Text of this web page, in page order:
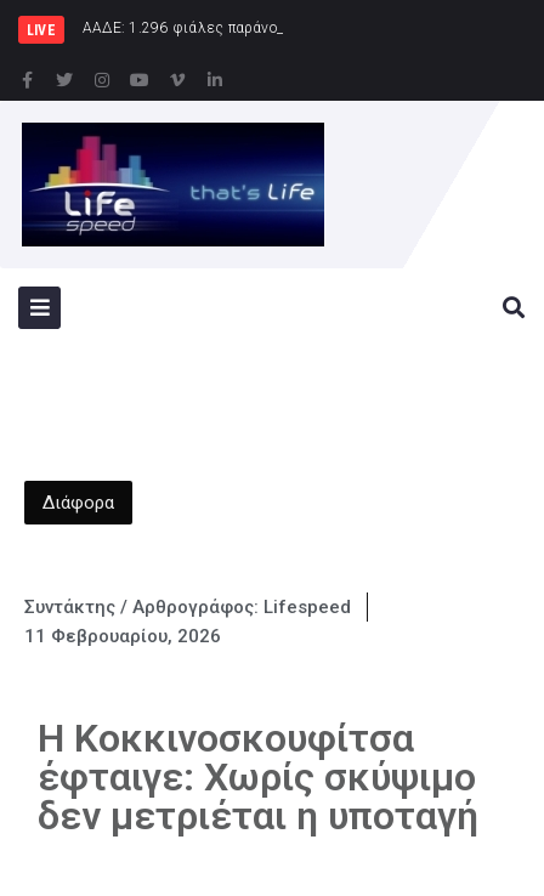
LIVE ΑΑΔΕ: 1.296 φιάλες παράνομου φρέον κατασχέθηκαν σε Κή
Διάφορα
Συντάκτης / Αρθρογράφος: Lifespeed
11 Φεβρουαρίου, 2026
Η Κοκκινοσκουφίτσα
έφταιγε: Χωρίς σκύψιμο
δεν μετριέται η υποταγή